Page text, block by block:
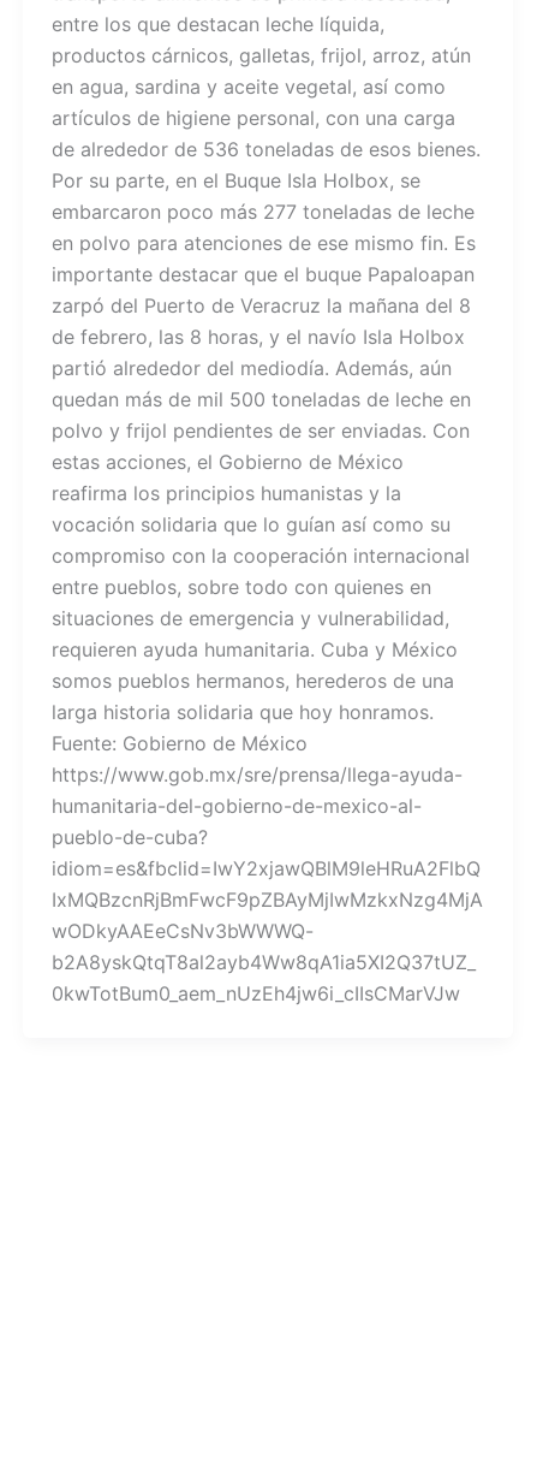
entre los que destacan leche líquida,
productos cárnicos, galletas, frijol, arroz, atún
en agua, sardina y aceite vegetal, así como
artículos de higiene personal, con una carga
de alrededor de 536 toneladas de esos bienes.
Por su parte, en el Buque Isla Holbox, se
embarcaron poco más 277 toneladas de leche
en polvo para atenciones de ese mismo fin. Es
importante destacar que el buque Papaloapan
zarpó del Puerto de Veracruz la mañana del 8
de febrero, las 8 horas, y el navío Isla Holbox
partió alrededor del mediodía. Además, aún
quedan más de mil 500 toneladas de leche en
polvo y frijol pendientes de ser enviadas. Con
estas acciones, el Gobierno de México
reafirma los principios humanistas y la
vocación solidaria que lo guían así como su
compromiso con la cooperación internacional
entre pueblos, sobre todo con quienes en
situaciones de emergencia y vulnerabilidad,
requieren ayuda humanitaria. Cuba y México
somos pueblos hermanos, herederos de una
larga historia solidaria que hoy honramos.
Fuente: Gobierno de México
https://www.gob.mx/sre/prensa/llega-ayuda-
humanitaria-del-gobierno-de-mexico-al-
pueblo-de-cuba?
idiom=es&fbclid=IwY2xjawQBlM9leHRuA2FlbQ
IxMQBzcnRjBmFwcF9pZBAyMjIwMzkxNzg4MjA
wODkyAAEeCsNv3bWWWQ-
b2A8yskQtqT8al2ayb4Ww8qA1ia5XI2Q37tUZ_
0kwTotBum0_aem_nUzEh4jw6i_cIIsCMarVJw